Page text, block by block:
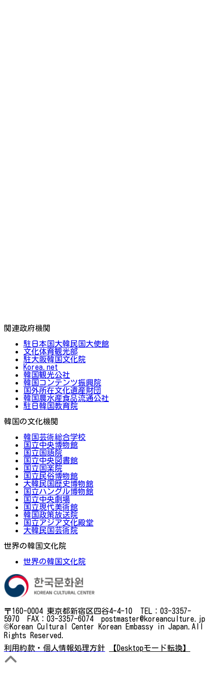
関連政府機関
駐日本国大韓民国大使館
文化体育観光部
駐大阪韓国文化院
Korea.net
韓国観光公社
韓国コンテンツ振興院
国外所在文化遺産財団
韓国農水産食品流通公社
駐日韓国教育院
韓国の文化機関
韓国芸術総合学校
国立中央博物館
国立国語院
国立中央図書館
国立国楽院
国立民俗博物館
大韓民国歴史博物館
国立ハングル博物館
国立中央劇場
国立現代美術館
韓国政策放送院
国立アジア文化殿堂
大韓民国芸術院
世界の韓国文化院
世界の韓国文化院
〒160-0004 東京都新宿区四谷4-4-10 TEL：03-3357-
5970 FAX：03-3357-6074 postmaster@koreanculture.jp
©Korean Cultural Center Korean Embassy in Japan.All
Rights Reserved.
利用約款・個人情報処理方針
【Desktopモード転換】